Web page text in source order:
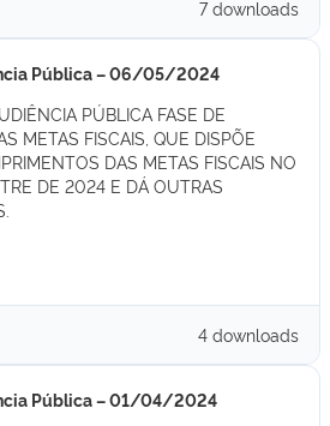
7 downloads
Pública – 06/05/2024
PÚBLICA FASE DE
METAS FISCAIS, QUE DISPÕE
DAS METAS FISCAIS NO
DE 2024 E DÁ OUTRAS
4 downloads
Pública – 01/04/2024